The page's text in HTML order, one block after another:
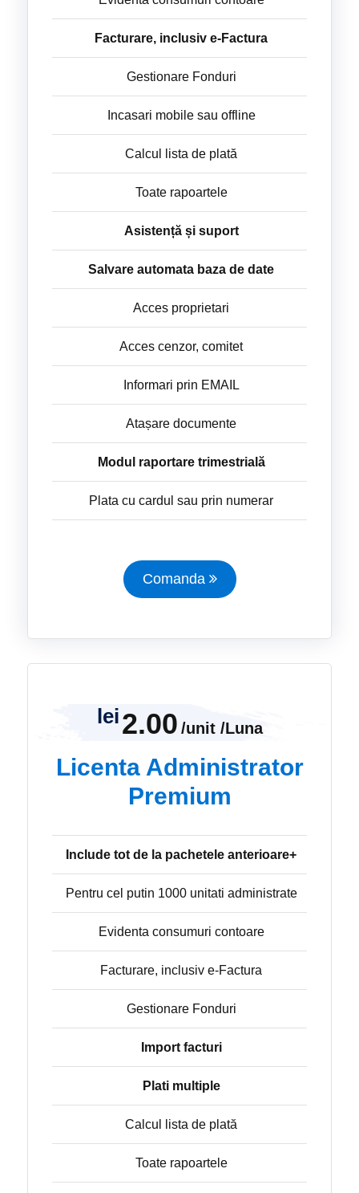
Facturare, inclusiv e-Factura
Gestionare Fonduri
Incasari mobile sau offline
Calcul lista de plată
Toate rapoartele
Asistență și suport
Salvare automata baza de date
Acces proprietari
Acces cenzor, comitet
Informari prin EMAIL
Atașare documente
Modul raportare trimestrială
Plata cu cardul sau prin numerar
Comanda
lei2.00 /unit /Luna
Licenta Administrator
Premium
Include tot de la pachetele anterioare+
Pentru cel putin 1000 unitati administrate
Evidenta consumuri contoare
Facturare, inclusiv e-Factura
Gestionare Fonduri
Import facturi
Plati multiple
Calcul lista de plată
Toate rapoartele